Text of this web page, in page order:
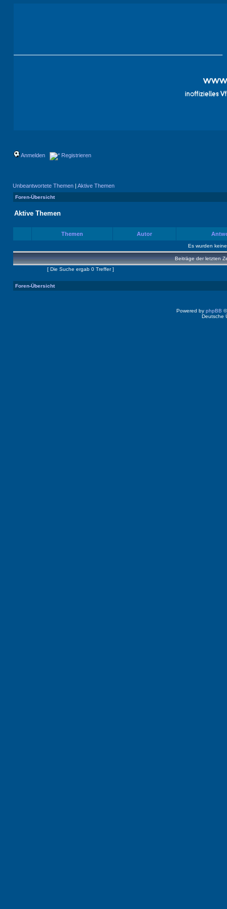
Anmelden Registrieren
Unbeantwortete Themen | Aktive Themen
Foren-Übersicht
Aktive Themen
Themen Autor
Es wurden
Beiträge der letzten
[ Die Suche ergab 0 Treffer ]
Foren-Übersicht
Powered by phpBB
Deutsche